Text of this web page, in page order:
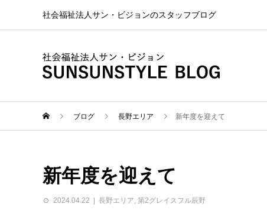
社会福祉法人サン・ビジョンのスタッフブログ
ブログ 長野エリア 新年度を迎えて
新年度を迎えて
2024.04.22 長野エリア, 第2グレイスフル辰野